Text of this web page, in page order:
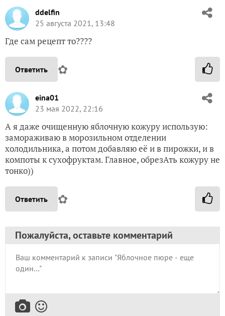
ddelfin
25 августа 2021, 13:48
Где сам рецепт то????
Ответить ✿
eina01
23 мая 2022, 22:16
А я даже очищенную яблочную кожуру использую:
замораживаю в морозильном отделении
холодильника, а потом добавляю её и в пирожки, и в
компоты к сухофруктам. Главное, обрезАть кожуру не
тонко))
Ответить ✿
Пожалуйста, оставьте комментарий